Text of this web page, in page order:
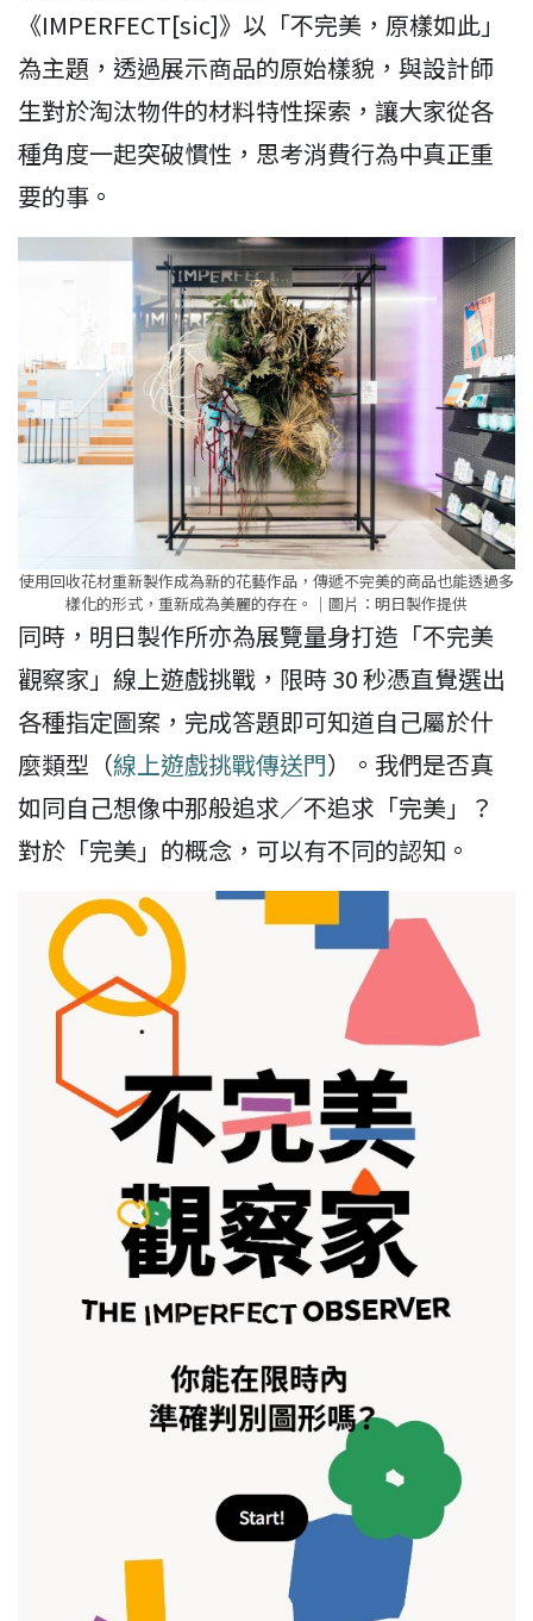
《IMPERFECT[sic]》以「不完美，原樣如此」
為主題，透過展示商品的原始樣貌，與設計師
生對於淘汰物件的材料特性探索，讓大家從各
種角度一起突破慣性，思考消費行為中真正重
要的事。
使用回收花材重新製作成為新的花藝作品，傳遞不完美的商品也能透過多
樣化的形式，重新成為美麗的存在。｜圖⽚：明日製作提供
同時，明日製作所亦為展覽量身打造「不完美
觀察家」線上遊戲挑戰，限時 30 秒憑直覺選出
各種指定圖案，完成答題即可知道自己屬於什
麼類型（線上遊戲挑戰傳送門）。我們是否真
如同自己想像中那般追求／不追求「完美」？
對於「完美」的概念，可以有不同的認知。